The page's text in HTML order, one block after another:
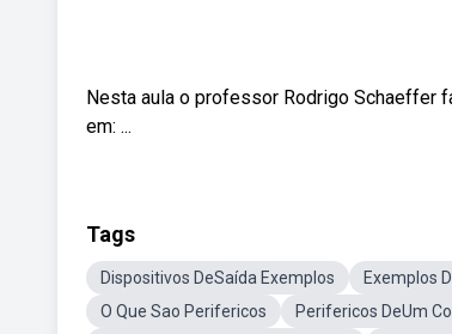
Nesta aula o professor Rodrigo Schaeffer
em: ...
Tags
Dispositivos DeSaída Exemplos Exemplos
O Que Sao Perifericos
Perifericos DeUm